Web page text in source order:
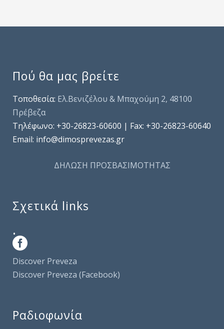
Πού θα μας βρείτε
Τοποθεσία: Ελ.Βενιζέλου & Μπαχούμη 2, 48100
Πρέβεζα
Τηλέφωνo: +30-26823-60600 | Fax: +30-26823-60640
Email: info@dimosprevezas.gr
ΔΗΛΩΣΗ ΠΡΟΣΒΑΣΙΜΟΤΗΤΑΣ
Σχετικά links
.
Discover Preveza
Discover Preveza (Facebook)
Ραδιοφωνία